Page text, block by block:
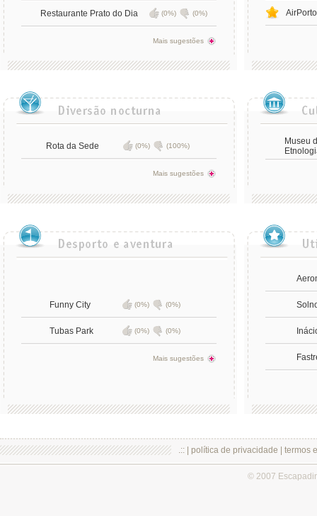
Restaurante Prato do Dia (0%) (0%)
Mais sugestões
Rota da Sede (0%) (100%)
Mais sugestões
Museu
Funny City (0%) (0%)
Tubas Park (0%) (0%)
Mais sugestões
.:: | política de privacidade termos
© 2007